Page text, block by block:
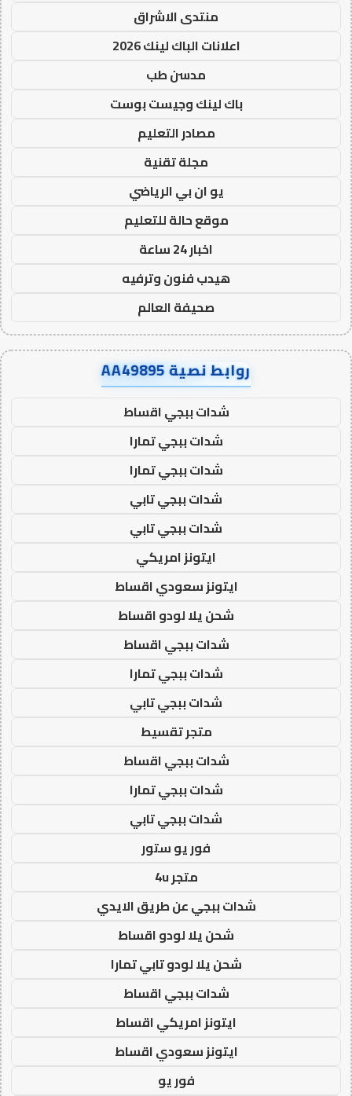
منتدى الاشراق
اعلانات الباك لينك 2026
مدسن طب
باك لينك وجيست بوست
مصادر التعليم
مجلة تقنية
يو ان بي الرياضي
موقع حالة للتعليم
اخبار 24 ساعة
هيدب فنون وترفيه
صحيفة العالم
روابط نصية AA49895
شدات ببجي اقساط
شدات ببجي تمارا
شدات ببجي تمارا
شدات ببجي تابي
شدات ببجي تابي
ايتونز امريكي
ايتونز سعودي اقساط
شحن يلا لودو اقساط
شدات ببجي اقساط
شدات ببجي تمارا
شدات ببجي تابي
متجر تقسيط
شدات ببجي اقساط
شدات ببجي تمارا
شدات ببجي تابي
فور يو ستور
متجر 4u
شدات ببجي عن طريق الايدي
شحن يلا لودو اقساط
شحن يلا لودو تابي تمارا
شدات ببجي اقساط
ايتونز امريكي اقساط
ايتونز سعودي اقساط
فور يو